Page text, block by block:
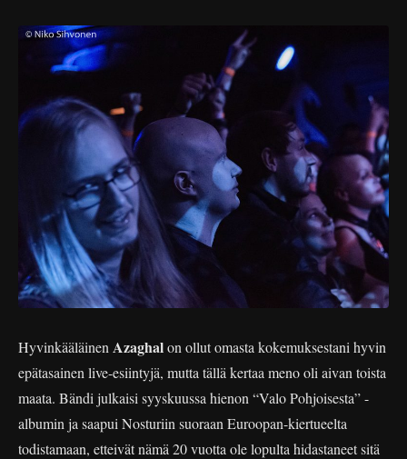
Hyvinkääläinen Azaghalon ollut omasta kokemuksestani hyvin
epätasainen live-esiintyjä, mutta tällä kertaa meno oli aivan toista
maata. Bändi julkaisi syyskuussa hienon “Valo Pohjoisesta” -
albumin ja saapui Nosturiin suoraan Euroopan-kiertueelta
todistamaan, etteivät nämä 20 vuotta ole lopulta hidastaneet sitä